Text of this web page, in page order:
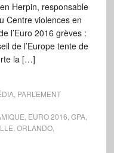
Herpin, responsable
Centre violences en
l’Euro 2016 grèves :
de l’Europe tente de
la […]
, PARLEMENT
EURO 2016 GPA,
ORLANDO,